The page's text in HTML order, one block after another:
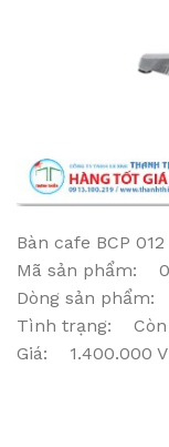
Bàn cafe BCP 012
Mã sản phẩm:
Dòng sản
Tình trạng: Còn
Giá: 1.400.000